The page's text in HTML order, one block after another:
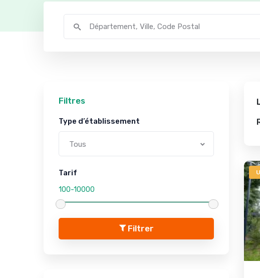
Filtres
Type d’établissement
Tous
Tarif
Filtrer